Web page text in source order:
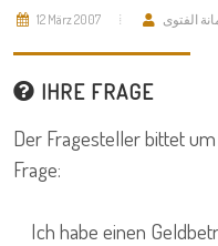
12 März 2007 الفتوى
IHRE FRAGE
Der Fragesteller bittet
Frage:
Ich habe einen